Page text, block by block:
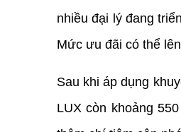
nhiều đại lý đang
Mức ưu đãi có thể
Sau khi áp dụng
LUX còn khoảng